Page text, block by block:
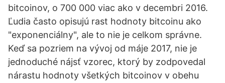
bitcoinov, o 700 000 viac ako v decembri 2016.
Ľudia často opisujú rast hodnoty bitcoinu ako
"exponenciálny", ale to nie je celkom správne.
Keď sa pozriem na vývoj od máje 2017, nie je
jednoduché nájsť vzorec, ktorý by zodpovedal
nárastu hodnoty všetkých bitcoinov v obehu